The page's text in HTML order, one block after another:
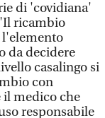
di 'covidiana'
ricambio
l'elemento
da decidere
casalingo si
con
il medico che
responsabile